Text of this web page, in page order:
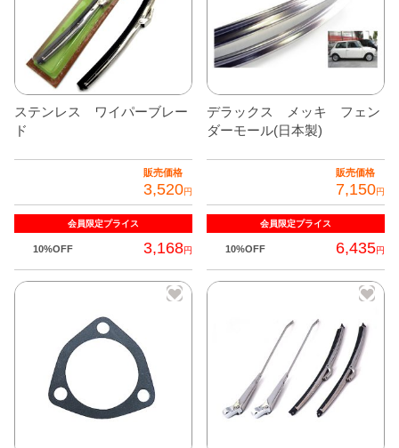
パーツ種別から選ぶ
レアパーツ/在庫限り
＋
中古パーツ/在庫限り
便利アイテム
全商品
ステンレス ワイパーブレー
ド
販売価格
3,520円
会員限定プライス
10%OFF 3,168円
デラックス メッキ フェン
ダーモール(日本製)
販売価格
7,150円
会員限定プライス
10%OFF 6,435円